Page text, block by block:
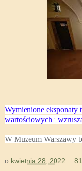
Wymienione eksponaty
wartościowych i
W Muzeum Warszawy
o kwietnia 28, 2022